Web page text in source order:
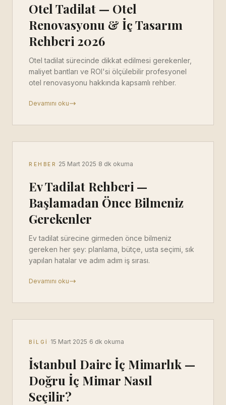
Otel Tadilat — Otel
Renovasyonu & İç Tasarım
Rehberi 2026
Otel tadilat sürecinde dikkat edilmesi gerekenler,
maliyet bantları ve ROI'si ölçülebilir profesyonel
otel renovasyonu hakkında kapsamlı rehber.
Devamını oku
REHBER 25 Mart 2025 8 dk okuma
Ev Tadilat Rehberi —
Başlamadan Önce Bilmeniz
Gerekenler
Ev tadilat sürecine girmeden önce bilmeniz
gereken her şey: planlama, bütçe, usta seçimi, sık
yapılan hatalar ve adım adım iş sırası.
Devamını oku
BILGI 15 Mart 2025 6 dk okuma
İstanbul Daire İç Mimarlık —
Doğru İç Mimar Nasıl
Seçilir?